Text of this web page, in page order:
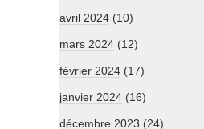
avril 2024 (10)
mars 2024 (12)
février 2024 (17)
janvier 2024 (16)
décembre 2023 (24)